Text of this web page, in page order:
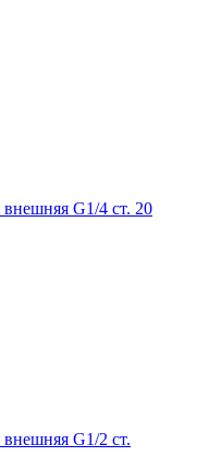
G1/4 ст. 20
G1/2 ст.